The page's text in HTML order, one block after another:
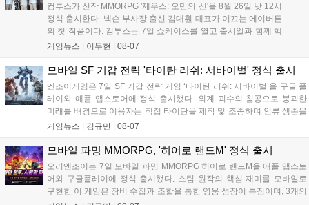
컴투스가 신작 MMORPG '제우스: 오만의 신'을 8월 26일 낮 12시
정식 출시한다. 넥슨 부사장 출신 김대훤 대표가 이끄는 에이버튼
의 첫 작품이다. 컴투스는 7일 쇼케이스를 열고 출시일과 함께 핵
심 콘텐츠, 유료화 정책, 운영 방향을 공개했다. 캐릭터명 선점은
의 오만으로 균열이...
게임뉴스 | 이두현 | 08-07
모바일 SF 기갑 전략 '타이탄 러쉬: 서바이벌' 정식 출시
엔조이게임은 7일 SF 기갑 전략 게임 ‘타이탄 러쉬: 서바이벌’을 구글 플
레이와 애플 앱스토어에 정식 출시했다. 외계 괴수의 침공으로 붕괴한
미래를 배경으로 이용자는 직접 타이탄을 제작 및 조종하며 인류 생존을
위한 전투를 펼친다. 지휘관 모집, 피난처 운영, 연맹 협동 콘텐츠가 특징
지원 보상을 제공한다. 상세 내용은 공식 커뮤니티에서 확인 가능하다....
게임뉴스 | 김규만 | 08-07
모바일 파밍 MMORPG, '히어로 랜드M' 정식 출시
오리엔조이는 7일 모바일 파밍 MMORPG 히어로 랜드M을 애플 앱스토
어와 구글플레이에 정식 출시했다. 스팀 원작의 핵심 재미를 모바일로
구현한 이 게임은 장비 수집과 조합을 통한 영웅 성장이 특징이며, 3개의